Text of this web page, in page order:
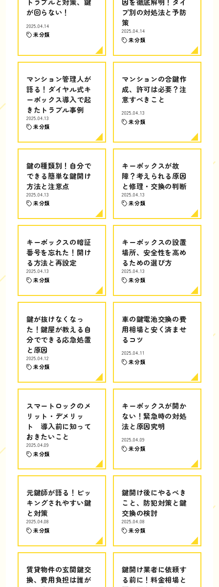
が回らない！
2025.04.14
未分類
プ別の対処法と予防
策
2025.04.14
未分類
マンション管理人が
語る！ダイヤル式キ
ーボックス導入で起
きたトラブル事例
2025.04.13
未分類
マンションの合鍵作
成、許可は必要？注
意すべきこと
2025.04.13
未分類
鍵の種類別！自分で
できる簡単な鍵開け
方法と注意点
2025.04.13
未分類
キーボックスが故
障？考えられる原因
と修理・交換の判断
2025.04.13
未分類
キーボックスの暗証
番号を忘れた！開け
る方法と再設定
2025.04.13
未分類
キーボックスの設置
場所、安全性を高め
るための選び方
2025.04.13
未分類
鍵が抜けなくなっ
た！鍵屋が教える自
分でできる応急処置
と原因
2025.04.12
未分類
車の鍵電池交換の費
用相場と安く済ませ
るコツ
2025.04.11
未分類
スマートロックのメ
リット・デメリッ
ト 導入前に知って
おきたいこと
2025.04.09
未分類
キーボックスが開か
ない！緊急時の対処
法と原因究明
2025.04.09
未分類
元鍵師が語る！ピッ
キングされやすい鍵
と対策
2025.04.08
未分類
鍵開け後にやるべき
こと、防犯対策と鍵
交換の検討
2025.04.08
未分類
賃貸物件の玄関鍵交
換、費用負担は誰が
鍵開け業者に依頼す
る前に！料金相場と